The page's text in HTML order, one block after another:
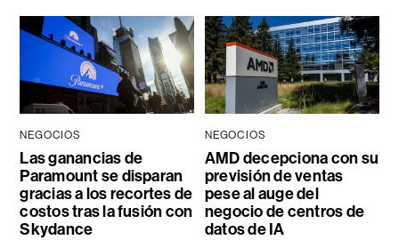
NEGOCIOS
Las ganancias de
Paramount se disparan
gracias a los recortes de
costos tras la fusión con
Skydance
NEGOCIOS
AMD decepciona con su
previsión de ventas
pese al auge del
negocio de centros de
datos de IA